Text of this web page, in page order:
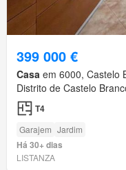
399 000 €
Casa em 6000, Castelo
Distrito de Castelo
T4
Garajem Jardim
Há 30+ dias
LISTANZA